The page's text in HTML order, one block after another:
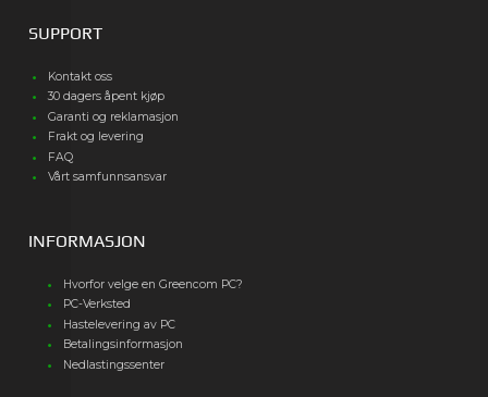
SUPPORT
Kontakt oss
30 dagers åpent kjøp
Garanti og reklamasjon
Frakt og levering
FAQ
Vårt samfunnsansvar
INFORMASJON
Hvorfor velge en Greencom PC?
PC-Verksted
Hastelevering av PC
Betalingsinformasjon
Nedlastingssenter